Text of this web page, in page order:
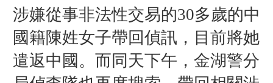
涉嫌從事非法性交易的30多歲的中
國籍陳姓女子帶回偵訊，目前將她
遣返中國。而同天下午，金湖警分